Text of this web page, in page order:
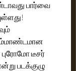
பார்வை
டீசர்
படக்குழு